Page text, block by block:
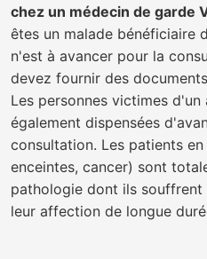
chez un médecin de garde
êtes un malade bénéficiaire
n'est à avancer pour la
devez fournir des
Les personnes victimes
également dispensées
consultation. Les patients
enceintes, cancer) sont
pathologie dont ils souffrent
leur affection de longue